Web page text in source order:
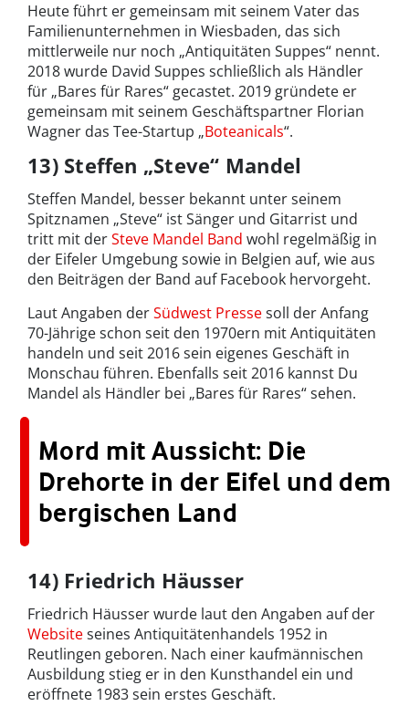
Heute führt er gemeinsam mit seinem Vater das
Familienunternehmen in Wiesbaden, das sich
mittlerweile nur noch „Antiquitäten Suppes“ nennt.
2018 wurde David Suppes schließlich als Händler
für „Bares für Rares“ gecastet. 2019 gründete er
gemeinsam mit seinem Geschäftspartner Florian
Wagner das Tee-Startup „Boteanicals“.
13) Steffen „Steve“ Mandel
Steffen Mandel, besser bekannt unter seinem
Spitznamen „Steve“ ist Sänger und Gitarrist und
tritt mit derSteve Mandel Band wohl regelmäßig in
der Eifeler Umgebung sowie in Belgien auf, wie aus
den Beiträgen der Band auf Facebook hervorgeht.
Laut Angaben derSüdwest Pressesoll der Anfang
70-Jährige schon seit den 1970ern mit Antiquitäten
handeln und seit 2016 sein eigenes Geschäft in
Monschau führen. Ebenfalls seit 2016 kannst Du
Mandel als Händler bei „Bares für Rares“ sehen.
Mord mit Aussicht: Die
Drehorte in der Eifel und dem
bergischen Land
14) Friedrich Häusser
Friedrich Häusser wurde laut den Angaben auf der
Websiteseines Antiquitätenhandels 1952 in
Reutlingen geboren. Nach einer kaufmännischen
Ausbildung stieg er in den Kunsthandel ein und
eröffnete 1983 sein erstes Geschäft.